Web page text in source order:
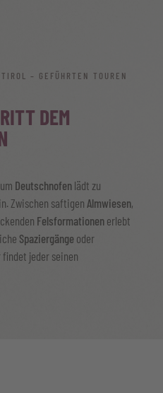
– GEFÜHRTEN TOUREN
DEM
Deutschnofen lädt zu
Zwischen saftigen Almwiesen,
Felsformationen erlebt
Spaziergänge oder
findet jeder seinen